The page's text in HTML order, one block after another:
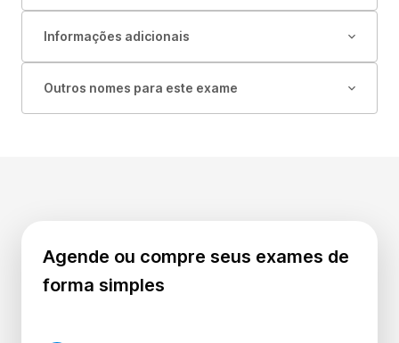
Informações adicionais
Outros nomes para este exame
Agende ou compre seus exames de
forma simples